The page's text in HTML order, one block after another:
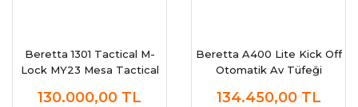
Beretta 1301 Tactical M-
Lock MY23 Mesa Tactical
130.000,00 TL
Beretta A400 Lite Kick Off
Otomatik Av Tüfeği
134.450,00 TL